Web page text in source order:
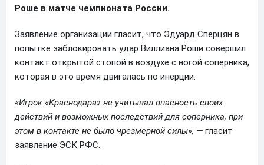
Роше в матче чемпионата России.
Заявление организации гласит, что Эдуард Сперцян в
попытке заблокировать удар Виллиана Роши совершил
контакт открытой стопой в воздухе с ногой соперника,
которая в это время двигалась по инерции.
«Игрок «Краснодара» не учитывал опасность своих
действий и возможных последствий для соперника, при
этом в контакте не было чрезмерной силы», — гласит
заявление ЭСК РФС.